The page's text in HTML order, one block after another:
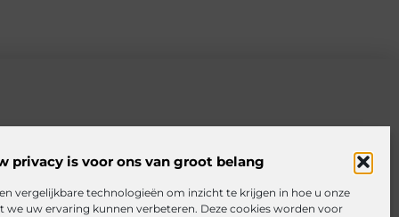
privacy is voor ons van groot belang
vergelijkbare technologieën om inzicht te krijgen in hoe u onze
we uw ervaring kunnen verbeteren. Deze cookies worden voor